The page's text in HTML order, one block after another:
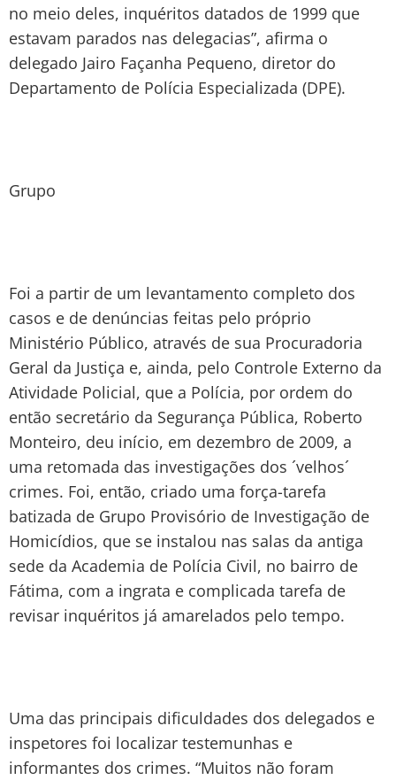
no meio deles, inquéritos datados de 1999 que
estavam parados nas delegacias”, afirma o
delegado Jairo Façanha Pequeno, diretor do
Departamento de Polícia Especializada (DPE).
Grupo
Foi a partir de um levantamento completo dos
casos e de denúncias feitas pelo próprio
Ministério Público, através de sua Procuradoria
Geral da Justiça e, ainda, pelo Controle Externo da
Atividade Policial, que a Polícia, por ordem do
então secretário da Segurança Pública, Roberto
Monteiro, deu início, em dezembro de 2009, a
uma retomada das investigações dos ´velhos´
crimes. Foi, então, criado uma força-tarefa
batizada de Grupo Provisório de Investigação de
Homicídios, que se instalou nas salas da antiga
sede da Academia de Polícia Civil, no bairro de
Fátima, com a ingrata e complicada tarefa de
revisar inquéritos já amarelados pelo tempo.
Uma das principais dificuldades dos delegados e
inspetores foi localizar testemunhas e
informantes dos crimes. “Muitos não foram